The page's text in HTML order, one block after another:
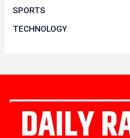
SPORTS
TECHNOLOGY